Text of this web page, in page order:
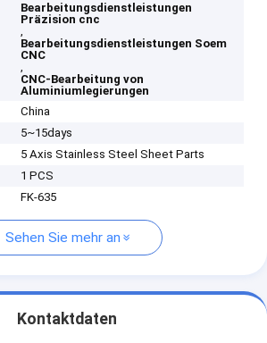
Bearbeitungsdienstleistungen
Präzision cnc
,
Bearbeitungsdienstleistungen Soem
CNC
,
CNC-Bearbeitung von
Aluminiumlegierungen
China
5~15days
5 Axis Stainless Steel Sheet Parts
1 PCS
FK-635
Sehen Sie mehr an
Kontaktdaten